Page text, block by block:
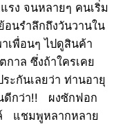
รง จนหลายๆ คนเริ่ม
อนรำลึกถึงวันวานใน
เพื่อนๆ ไปดูสินค้า
กาล ซึ่งถ้าใครเคย
ะกันเลยว่า ท่านอายุ
ดีกว่า!! ผงซักฟอก
แชมพูหลากหลาย